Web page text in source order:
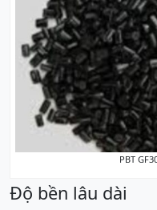
PBT
Độ bền lâu dài